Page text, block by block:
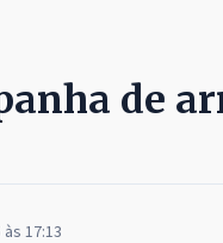
de
17:13